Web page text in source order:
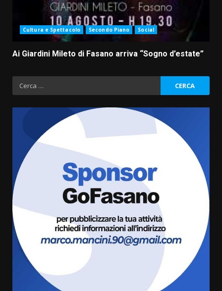
Cultura e Spettacolo Secondo Piano Social
Ai Giardini Mileto di Fasano arriva “Sogno d’estate”
Ricerca
per:
3
Savelletri in festa, domani sera
grande spettacolo con Uccio De
8 Agosto 2026 07:30
Politiche Giovanili e Mobilità
Sostenibile: premiati gli studenti
universitari del bando “La strada
giusta”
8 Agosto 2026 07:15
“I Contestatori: Musica di
Rivoluzione”: nuovo
appuntamento con “Fasano in
Banda”